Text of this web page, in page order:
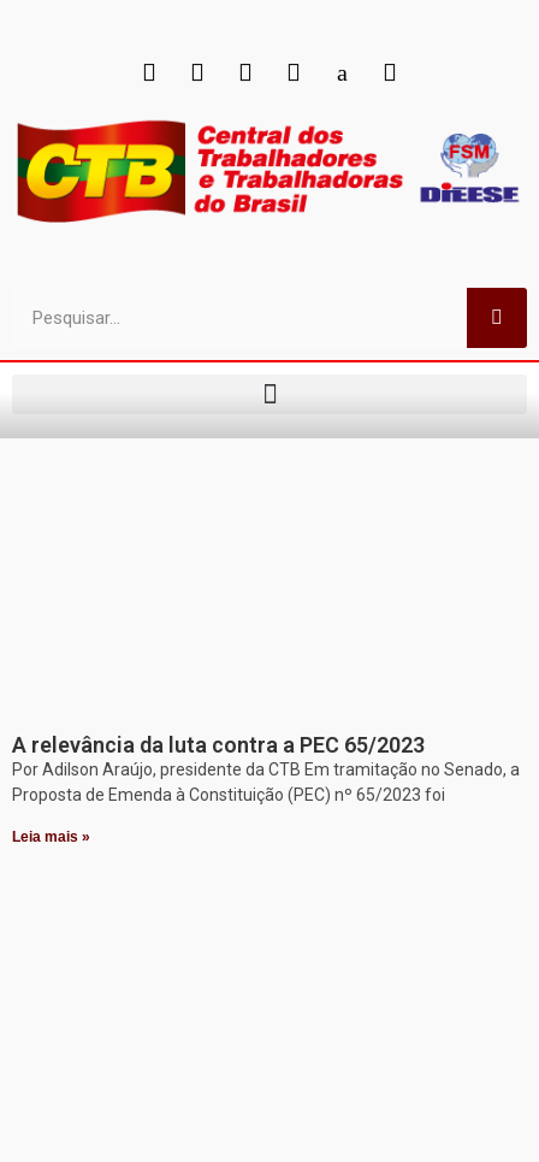
A relevância da luta contra a PEC 65/2023
Por Adilson Araújo, presidente da CTB Em tramitação no Senado, a
Proposta de Emenda à Constituição (PEC) nº 65/2023 foi
Leia mais »